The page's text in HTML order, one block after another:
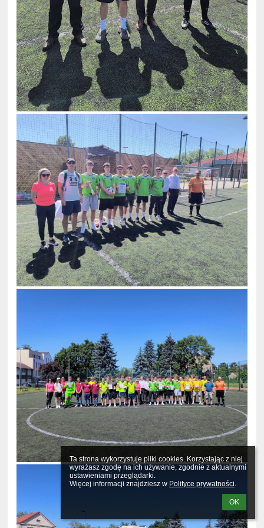
Ta strona wykorzystuje pliki cookies. Korzystając z niej
wyrażasz zgodę na ich używanie, zgodnie z aktualnymi
ustawieniami przeglądarki.
Więcej informacji znajdziesz w Polityce prywatności.
OK